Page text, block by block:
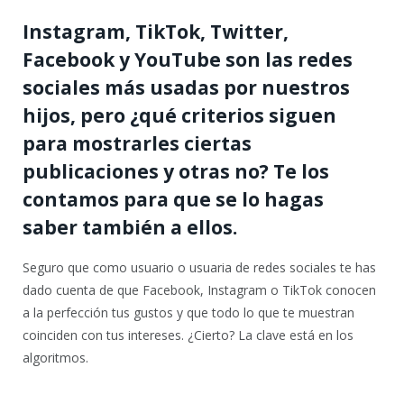
Instagram, TikTok, Twitter,
Facebook y YouTube son las redes
sociales más usadas por nuestros
hijos, pero ¿qué criterios siguen
para mostrarles ciertas
publicaciones y otras no? Te los
contamos para que se lo hagas
saber también a ellos.
Seguro que como usuario o usuaria de redes sociales te has
dado cuenta de que Facebook, Instagram o TikTok conocen
a la perfección tus gustos y que todo lo que te muestran
coinciden con tus intereses. ¿Cierto? La clave está en los
algoritmos.